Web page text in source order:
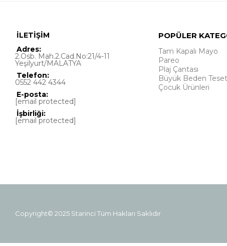
İLETİŞİM
Adres:
2.Osb. Mah.2.Cad.No:21/4-11
Yeşilyurt/MALATYA
Telefon:
0552 442 4344
E-posta:
[email protected]
İşbirliği:
[email protected]
POPÜLER
Tam Kapalı Mayo
Pareo
Plaj Çantası
Büyük Beden
Çocuk Ürünleri
Copyright© 2025 Starinci Tüm Hakları Saklıdır